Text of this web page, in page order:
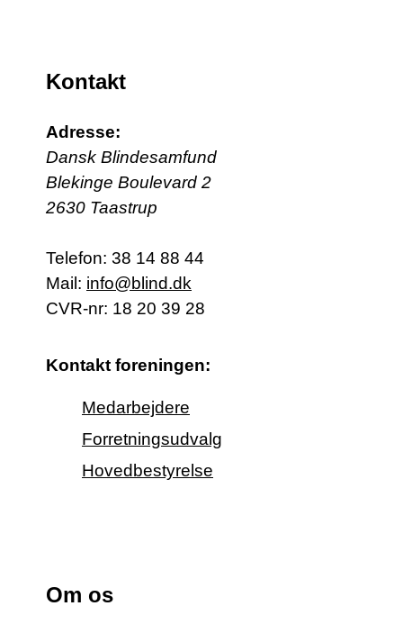
Kontakt
Adresse:
Dansk Blindesamfund
Blekinge Boulevard 2
2630 Taastrup
Telefon: 38 14 88 44
Mail: info@blind.dk
CVR-nr: 18 20 39 28
Kontakt foreningen:
Medarbejdere
Forretningsudvalg
Hovedbestyrelse
Om os